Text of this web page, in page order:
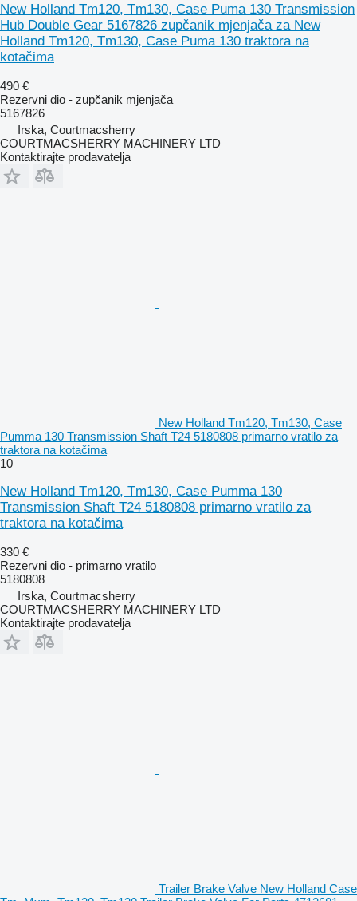
New Holland Tm120, Tm130, Case Puma 130 Transmission
Hub Double Gear 5167826 zupčanik mjenjača za New
Holland Tm120, Tm130, Case Puma 130 traktora na
kotačima
490 €
Rezervni dio - zupčanik mjenjača
5167826
Irska, Courtmacsherry
COURTMACSHERRY MACHINERY LTD
Kontaktirajte prodavatelja
New Holland Tm120, Tm130, Case
Pumma 130 Transmission Shaft T24 5180808 primarno vratilo za
traktora na kotačima
10
New Holland Tm120, Tm130, Case Pumma 130
Transmission Shaft T24 5180808 primarno vratilo za
traktora na kotačima
330 €
Rezervni dio - primarno vratilo
5180808
Irska, Courtmacsherry
COURTMACSHERRY MACHINERY LTD
Kontaktirajte prodavatelja
Trailer Brake Valve New Holland Case